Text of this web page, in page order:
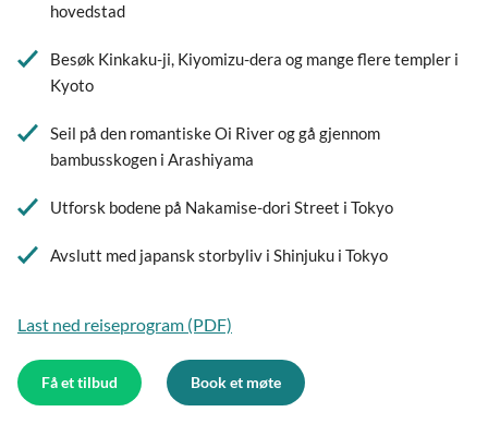
hovedstad
Besøk Kinkaku-ji, Kiyomizu-dera og mange flere templer i
Kyoto
Seil på den romantiske Oi River og gå gjennom
bambusskogen i Arashiyama
Utforsk bodene på Nakamise-dori Street i Tokyo
Avslutt med japansk storbyliv i Shinjuku i Tokyo
Last ned reiseprogram (PDF)
Få et tilbud Book et møte